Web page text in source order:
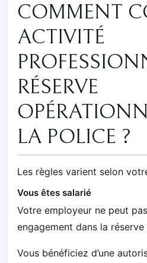
COMMENT
ACTIVITÉ
RÉSERVE
LA POLICE ?
Les règles varient selon
Vous êtes salarié
Votre employeur ne peut
engagement dans la
Vous bénéficiez d’une